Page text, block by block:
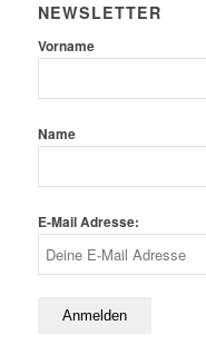
NEWSLETTER
Vorname
Name
E-Mail Adresse: